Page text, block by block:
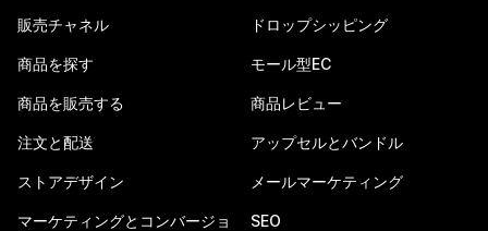
販売チャネル
商品を探す
商品を販売する
注文と配送
ストアデザイン
マーケティングとコンバージョ
ドロップシッピング
モール型EC
商品レビュー
アップセルとバンドル
メールマーケティング
SEO